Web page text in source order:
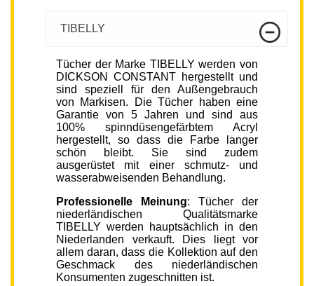
TIBELLY
Tücher der Marke TIBELLY werden von
DICKSON CONSTANT hergestellt und
sind speziell für den Außengebrauch
von Markisen. Die Tücher haben eine
Garantie von 5 Jahren und sind aus
100% spinndüsengefärbtem Acryl
hergestellt, so dass die Farbe langer
schön bleibt. Sie sind zudem
ausgerüstet mit einer schmutz- und
wasserabweisenden Behandlung.
Professionelle Meinung: Tücher der
niederländischen Qualitätsmarke
TIBELLY werden hauptsächlich in den
Niederlanden verkauft. Dies liegt vor
allem daran, dass die Kollektion auf den
Geschmack des niederländischen
Konsumenten zugeschnitten ist.